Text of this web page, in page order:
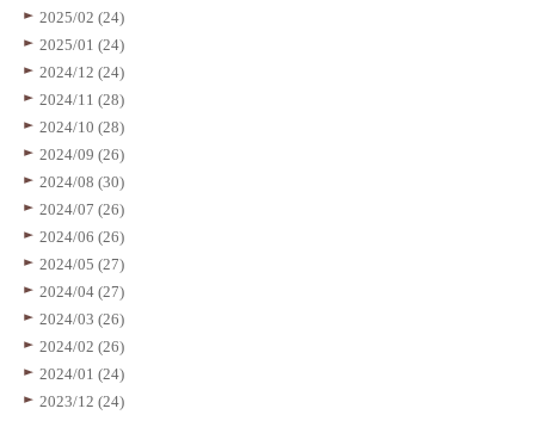
2025/02 (24)
2025/01 (24)
2024/12 (24)
2024/11 (28)
2024/10 (28)
2024/09 (26)
2024/08 (30)
2024/07 (26)
2024/06 (26)
2024/05 (27)
2024/04 (27)
2024/03 (26)
2024/02 (26)
2024/01 (24)
2023/12 (24)